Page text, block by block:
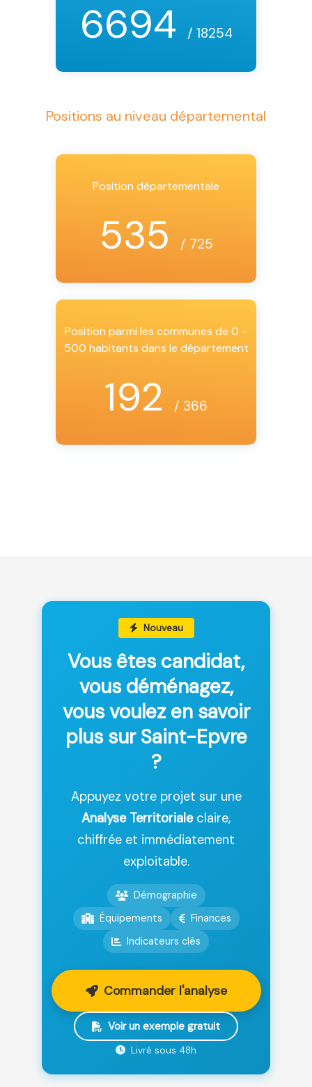
6694 / 18254
Positions au niveau départemental
Position départementale
535 / 725
Position parmi les communes de 0 -
500 habitants dans le département
192 / 366
Nouveau
Vous êtes candidat,
vous déménagez,
vous voulez en savoir
plus sur Saint-Epvre
?
Appuyez votre projet sur une
Analyse Territorialeclaire,
chiffrée et immédiatement
exploitable.
Démographie
Équipements
Finances
Indicateurs clés
Commander l'analyse
Voir un exemple gratuit
Livré sous 48h